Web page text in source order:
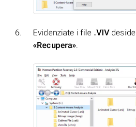
Evidenziate i file .VIV
«Recupera».